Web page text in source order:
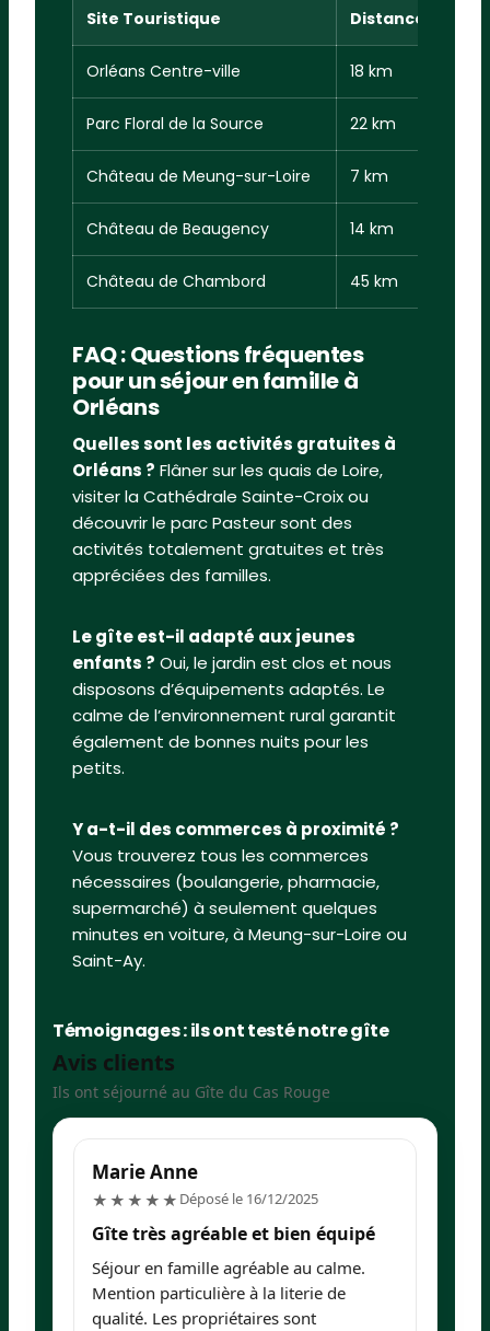
Site Touristique Distance du
Orléans Centre-ville 18 km
Parc Floral de la Source 22 km
Château de Meung-sur-Loire 7 km
Château de Beaugency 14 km
Château de Chambord 45 km
FAQ : Questions fréquentes
pour un séjour en famille à
Orléans
Quelles sont les activités gratuites à
Orléans ? Flâner sur les quais de Loire,
visiter la Cathédrale Sainte-Croix ou
découvrir le parc Pasteur sont des
activités totalement gratuites et très
appréciées des familles.
Le gîte est-il adapté aux jeunes
enfants ? Oui, le jardin est clos et nous
disposons d’équipements adaptés. Le
calme de l’environnement rural garantit
également de bonnes nuits pour les
petits.
Y a-t-il des commerces à proximité ?
Vous trouverez tous les commerces
nécessaires (boulangerie, pharmacie,
supermarché) à seulement quelques
minutes en voiture, à Meung-sur-Loire ou
Saint-Ay.
Témoignages : ils ont testé notre gîte
Avis clients
Ils ont séjourné au Gîte du Cas Rouge
Marie Anne
★★★★★ 5/5
Déposé le 16/12/2025
Gîte très agréable et bien équipé
Séjour en famille agréable au calme.
Mention particulière à la literie de
qualité. Les propriétaires sont